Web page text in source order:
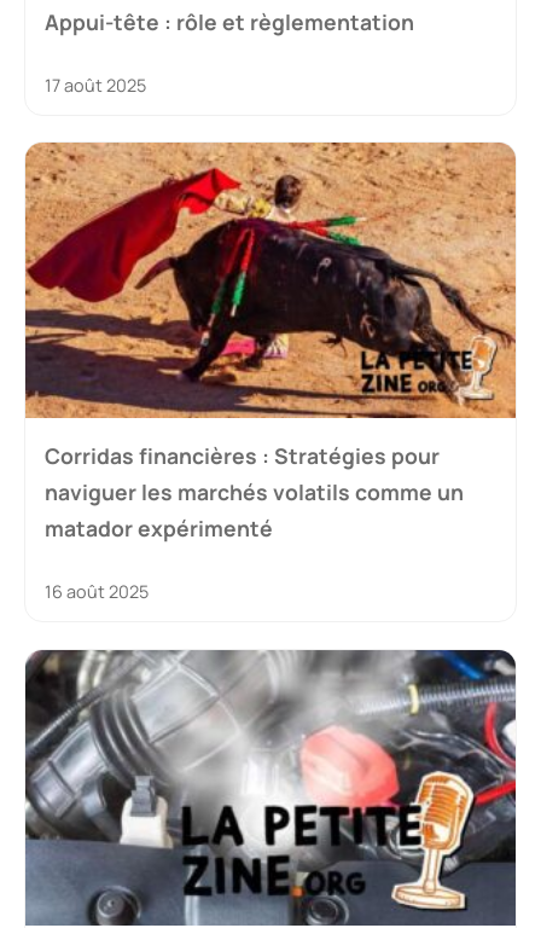
Appui-tête : rôle et règlementation
17 août 2025
Corridas financières : Stratégies pour
naviguer les marchés volatils comme un
matador expérimenté
16 août 2025